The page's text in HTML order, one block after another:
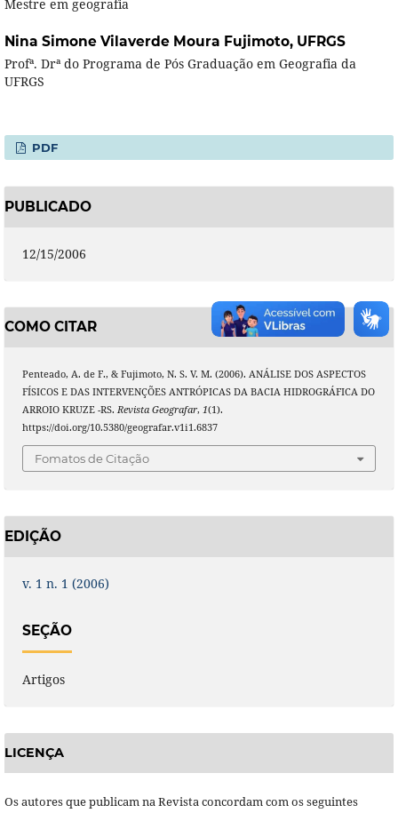
Mestre em geografia
Nina Simone Vilaverde Moura Fujimoto, UFRGS
Profª. Drª do Programa de Pós Graduação em Geografia da
UFRGS
PDF
PUBLICADO
12/15/2006
COMO CITAR
Penteado, A. de F., & Fujimoto, N. S. V. M. (2006). ANÁLISE DOS ASPECTOS
FÍSICOS E DAS INTERVENÇÕES ANTRÓPICAS DA BACIA HIDROGRÁFICA DO
ARROIO KRUZE -RS. Revista Geografar, 1(1).
https://doi.org/10.5380/geografar.v1i1.6837
Fomatos de Citação
EDIÇÃO
v. 1 n. 1 (2006)
SEÇÃO
Artigos
LICENÇA
Os autores que publicam na Revista concordam com os seguintes